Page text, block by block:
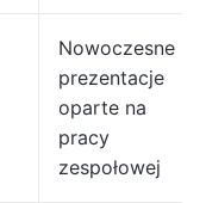
Nowoczesne
prezentacje
oparte na
pracy
zespołowej